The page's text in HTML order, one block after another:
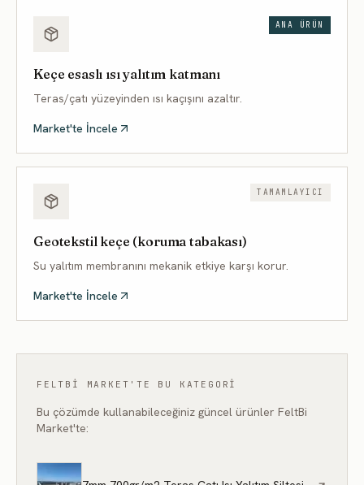
ANA ÜRÜN
Keçe esaslı ısı yalıtım katmanı
Teras/çatı yüzeyinden ısı kaçışını azaltır.
Market'te İncele
TAMAMLAYICI
Geotekstil keçe (koruma tabakası)
Su yalıtım membranını mekanik etkiye karşı korur.
Market'te İncele
FELTBI MARKET'TE BU KATEGORI
Bu çözümde kullanabileceğiniz güncel ürünler FeltBi
Market'te: